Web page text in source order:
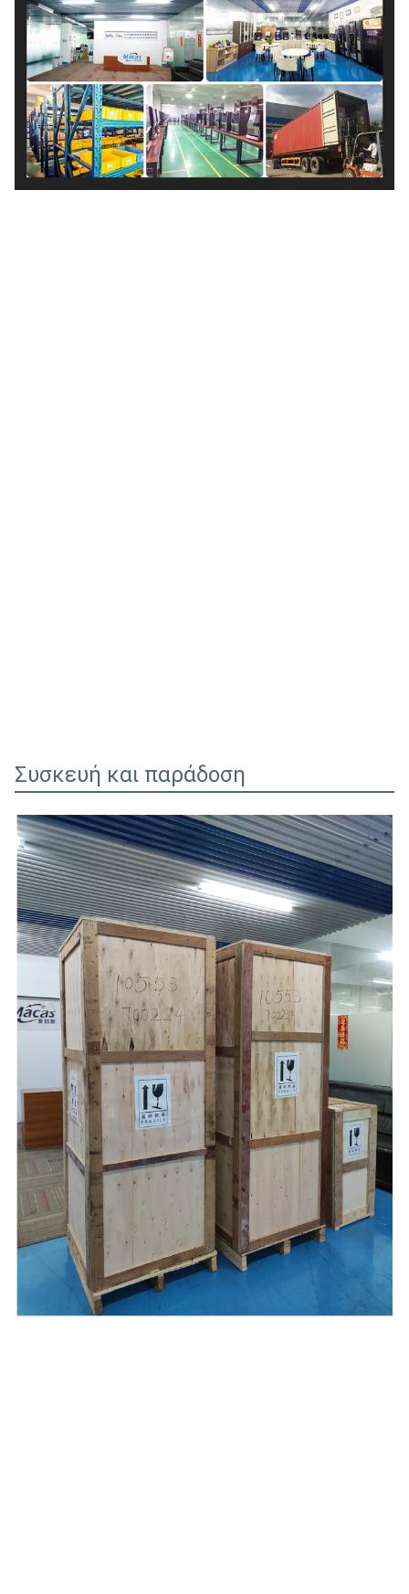
Συσκευή και παράδοση